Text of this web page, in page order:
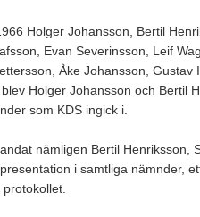
Holger Johansson, Bertil
Evan Severinsson, Leif
Åke Johansson, Gustav
Holger Johansson och Bertil
som KDS ingick i.
nämligen Bertil Henriksson,
i samtliga nämnder,